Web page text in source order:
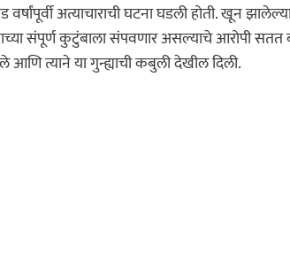
अत्याचाराची घटना घडली होती. खून
संपूर्ण कुटुंबाला संपवणार असल्याचे आरोपी सतत
आणि त्याने या गुन्ह्याची कबुली देखील दिली.